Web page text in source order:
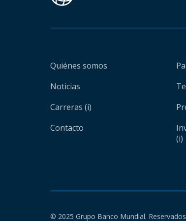
Quiénes somos
Noticias
Carreras (i)
Contacto
(i)
© 2025 Grupo Banco Mundial.